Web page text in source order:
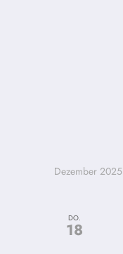
Dezember 2025
DO.
18